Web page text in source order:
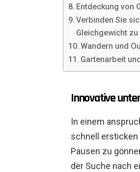
Entdeckung von
Verbinden Sie
Gleichgewicht
Wandern und
Gartenarbeit
Innovative
In einem
schnell ersticken
Pausen zu
der Suche nach